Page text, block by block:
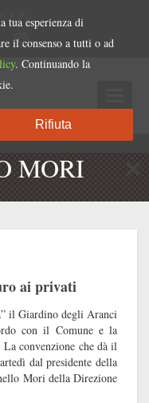
MORI
ai privati
il Giardino degli Aranci
con il Comune e la
convenzione che dà il
dal presidente della
Mori della Direzione
tua esperienza di
il consenso a tutti o ad
. Continuando la
Rifiuta